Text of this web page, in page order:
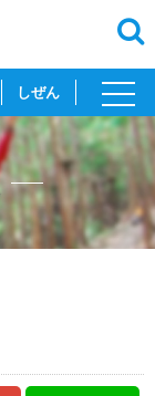
しぜん
toggle